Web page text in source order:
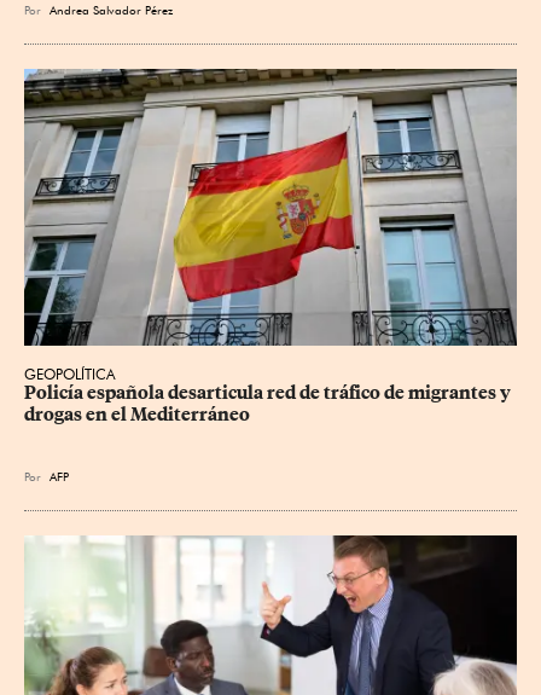
Por Andrea Salvador Pérez
GEOPOLÍTICA
Policía española desarticula red de tráfico de migrantes y
drogas en el Mediterráneo
Por AFP